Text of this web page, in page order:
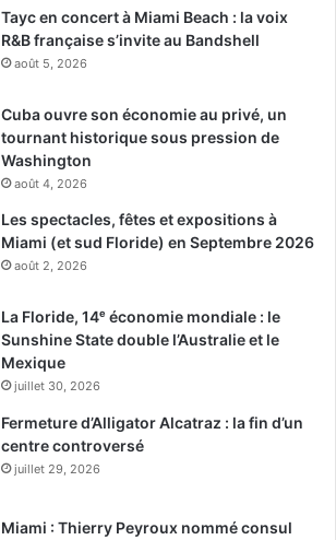
Tayc en concert à Miami Beach : la voix
R&B française s’invite au Bandshell
août 5, 2026
Cuba ouvre son économie au privé, un
tournant historique sous pression de
Washington
août 4, 2026
Les spectacles, fêtes et expositions à
Miami (et sud Floride) en Septembre 2026
août 2, 2026
La Floride, 14ᵉ économie mondiale : le
Sunshine State double l’Australie et le
Mexique
juillet 30, 2026
Fermeture d’Alligator Alcatraz : la fin d’un
centre controversé
juillet 29, 2026
Miami : Thierry Peyroux nommé consul